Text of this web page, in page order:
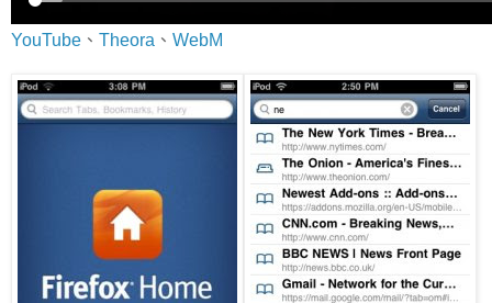
YouTube 、 Theora 、 WebM